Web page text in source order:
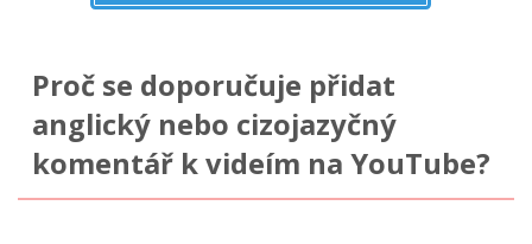
Proč se doporučuje přidat
anglický nebo cizojazyčný
komentář k videím na YouTube?